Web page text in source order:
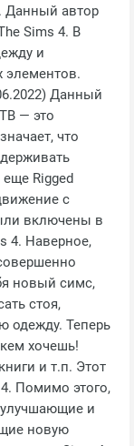
Данный автор
Sims 4. В
и
элементов.
Данный
— это
что
Rigged
с
включены в
4⁠⁠. Наверное,
новый симс,
стоя,
одежду. Теперь
хочешь!
и т.п. Этот
Помимо этого,
и
новую